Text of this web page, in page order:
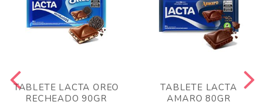
TABLETE LACTA OREO
RECHEADO 90GR
TABLETE LACTA
AMARO 80GR